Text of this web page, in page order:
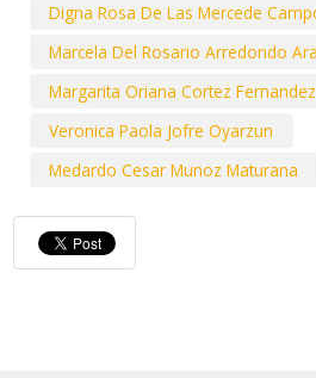
Digna Rosa De Las Mercede
Marcela Del Rosario Arredondo
Margarita Oriana Cortez Fernandez
Veronica Paola Jofre Oyarzun
Medardo Cesar Munoz Maturana